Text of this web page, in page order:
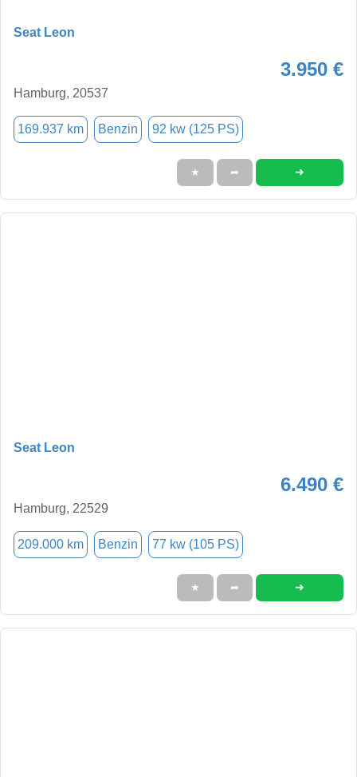
Seat Leon
3.950 €
Hamburg, 20537
169.937 km Benzin 92 kw (125 PS)
★ ➦ ➜
Seat Leon
6.490 €
Hamburg, 22529
209.000 km Benzin 77 kw (105 PS)
★ ➦ ➜